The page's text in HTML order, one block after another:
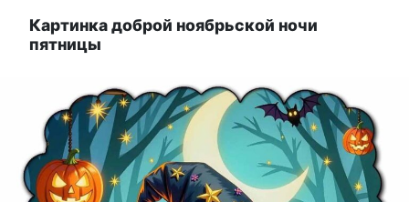
Картинка доброй ноябрьской ночи
пятницы